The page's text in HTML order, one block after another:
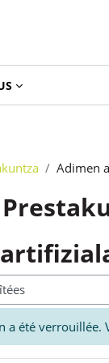
Adimen
a été